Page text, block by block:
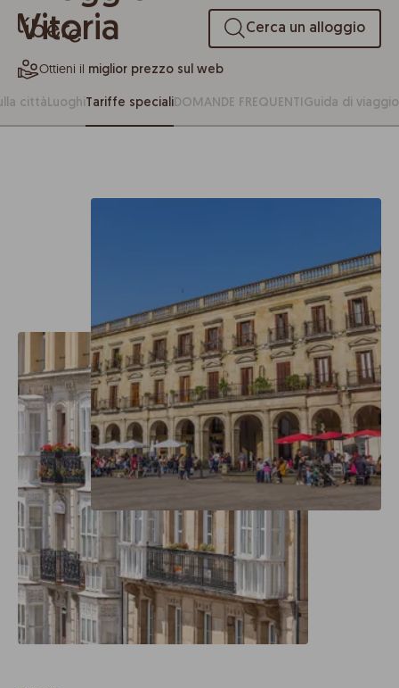
Cerca un alloggio
Vitoria
Ottieni il miglior prezzo sul web
cittàLuoghiTariffe specialiDOMANDE FREQUENTI Guida di viaggio